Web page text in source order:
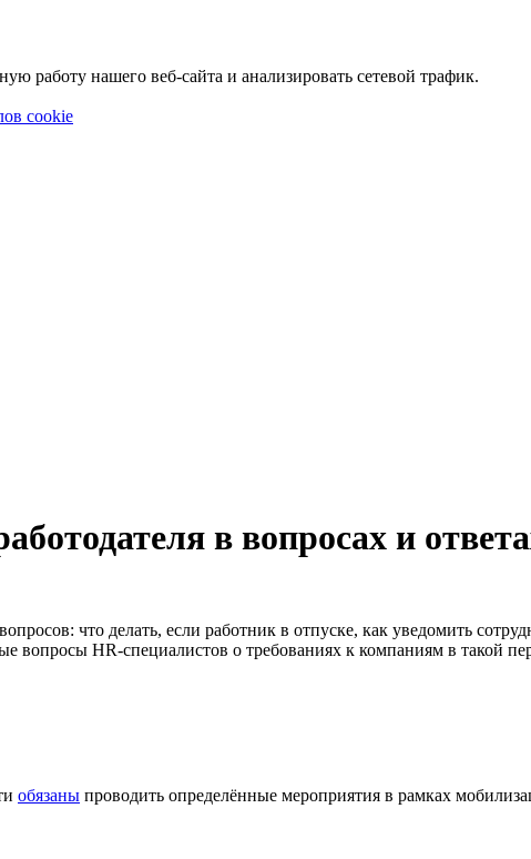
работу нашего веб-сайта и анализировать сетевой трафик.
cookie
в вопросах и
что делать, если работник в отпуске, как уведомить
вопросы HR-специалистов о требованиях к компаниям в такой
обязаны проводить определённые мероприятия в рамках